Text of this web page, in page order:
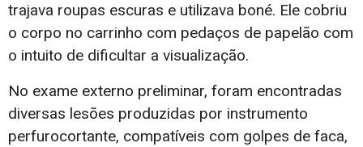
trajava roupas escuras e utilizava boné. Ele cobriu
o corpo no carrinho com pedaços de papelão com
o intuito de dificultar a visualização.
No exame externo preliminar, foram encontradas
diversas lesões produzidas por instrumento
perfurocortante, compatíveis com golpes de faca,